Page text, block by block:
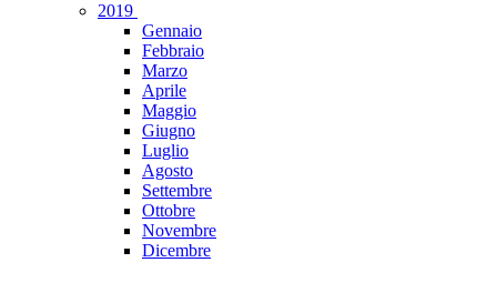
2019
Gennaio
Febbraio
Marzo
Aprile
Maggio
Giugno
Luglio
Agosto
Settembre
Ottobre
Novembre
Dicembre